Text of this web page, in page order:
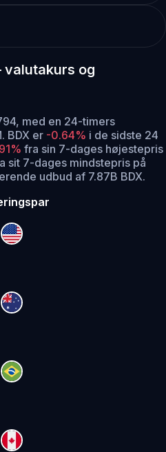
valutakurs og
med en 24-timers
BDX er -0.64% i de sidste 24
fra sin 7-dages højestepris
sit 7-dages mindstepris på
udbud af 7.87B BDX.